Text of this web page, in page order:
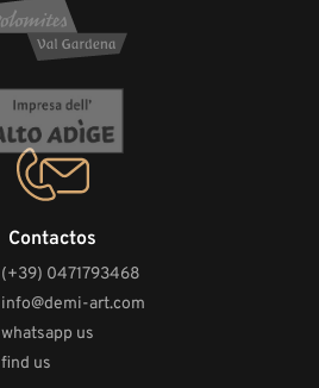
Contactos
(+39) 0471793468
info@demi-art.com
whatsapp us
find us